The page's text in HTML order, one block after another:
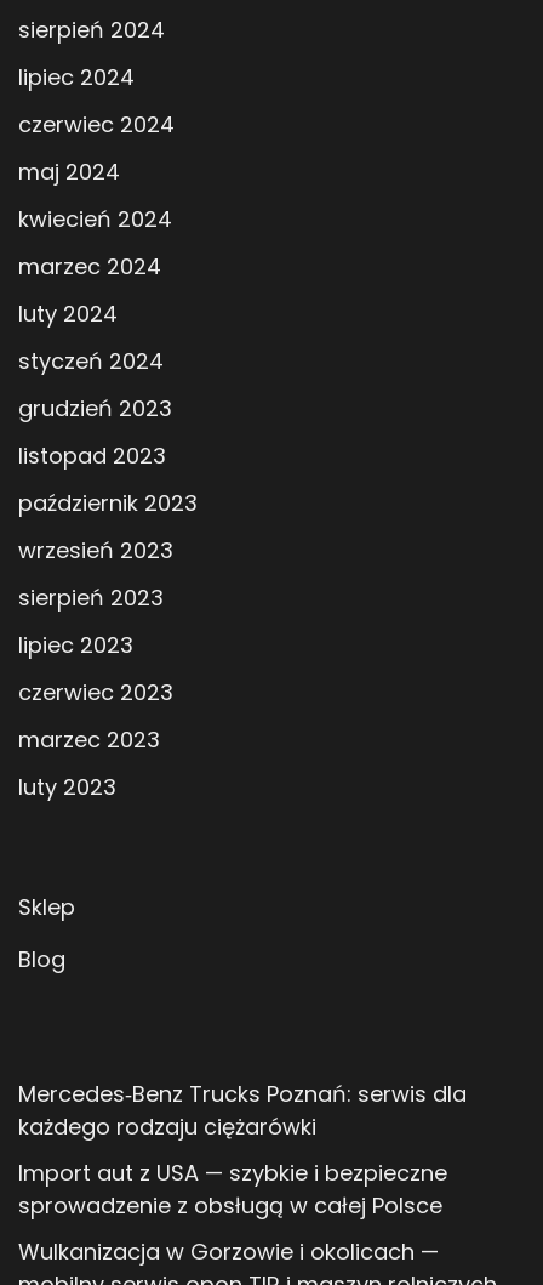
sierpień 2024
lipiec 2024
czerwiec 2024
maj 2024
kwiecień 2024
marzec 2024
luty 2024
styczeń 2024
grudzień 2023
listopad 2023
październik 2023
wrzesień 2023
sierpień 2023
lipiec 2023
czerwiec 2023
marzec 2023
luty 2023
Sklep
Blog
Mercedes‑Benz Trucks Poznań: serwis dla
każdego rodzaju ciężarówki
Import aut z USA — szybkie i bezpieczne
sprowadzenie z obsługą w całej Polsce
Wulkanizacja w Gorzowie i okolicach —